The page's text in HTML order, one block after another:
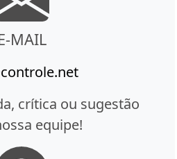
MAIL
crítica ou sugestão
equipe!